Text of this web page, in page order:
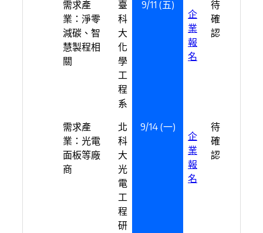
需求產
業：淨零
減碳、智
慧製程相
關
臺
科
大
化
學
工
程
系
9/11 (五)
企
業
報
名
待
確
認
需求產
業：光電
面板等廠
商
北
科
大
光
電
工
程
研
9/14 (一)
企
業
報
名
待
確
認